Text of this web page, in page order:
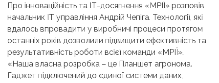
Про інноваційність та ІТ-досягнення «МРІЇ» розповів
начальник ІТ управління Андрій Чепіга. Технології, які
вдалось впровадити у виробничі процеси протягом
останніх років дозволили підвищити ефективність та
результативність роботи всієї команди «МРІЇ».
«Наша власна розробка – це Планшет агронома.
Гаджет підключений до єдиної системи даних,